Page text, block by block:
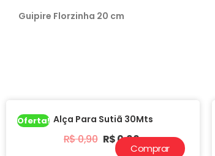
Guipire Florzinha 20 cm
Oferta! Alça Para Sutiã 30Mts
R$0,90 R$0,60
Comprar